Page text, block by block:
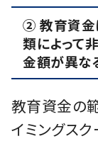
② 教育資⾦
類によって
⾦額が異な
教育資⾦の
イミングス